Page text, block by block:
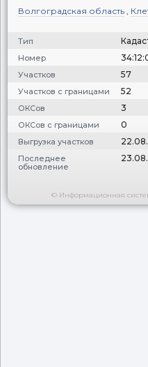
Волгоградская область
Тип
Номер
Участков 57
Участков с границами 52
ОКСов 3
ОКСов с границами 0
Выгрузка участков
Последнее
обновление
© Информационная